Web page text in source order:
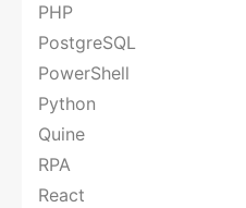
PHP
PostgreSQL
PowerShell
Python
Quine
RPA
React